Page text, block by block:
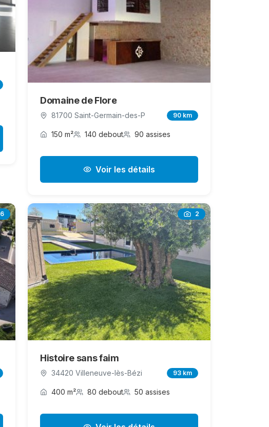
Domaine de Flore
81700 Saint-Germain-des-P 90 km
150 m² 140 debout 90 assises
Voir les détails
6 2
Histoire sans faim
34420 Villeneuve-lès-Bézi 93 km
400 m² 80 debout 50 assises